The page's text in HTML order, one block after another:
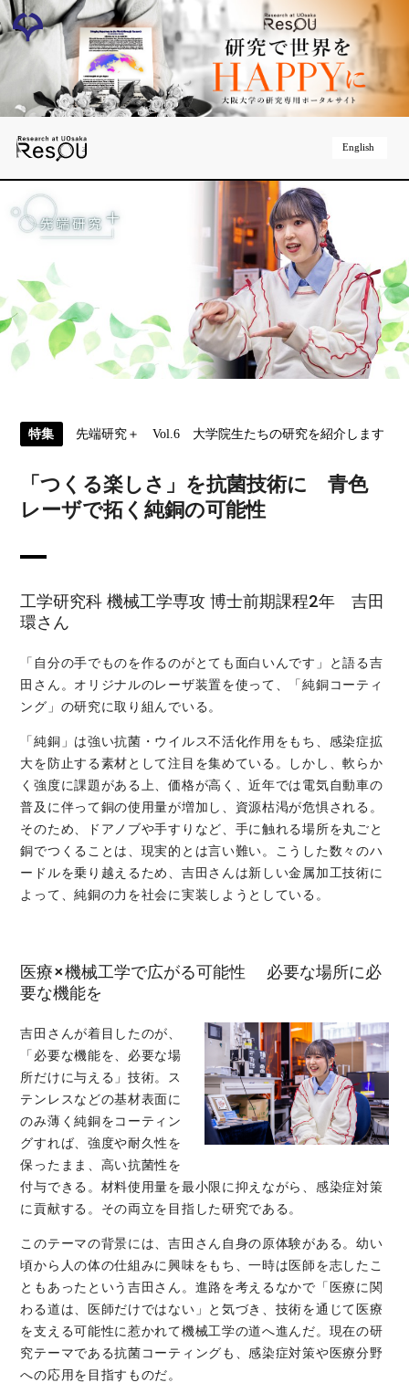
English
特集 先端研究＋ Vol.6 大学院生たちの研究を紹介します
「つくる楽しさ」を抗菌技術に 青色
レーザで拓く純銅の可能性
工学研究科 機械工学専攻 博士前期課程2年 吉田
環さん
「自分の手でものを作るのがとても面白いんです」と語る吉
田さん。オリジナルのレーザ装置を使って、「純銅コーティ
ング」の研究に取り組んでいる。
「純銅」は強い抗菌・ウイルス不活化作用をもち、感染症拡
大を防止する素材として注目を集めている。しかし、軟らか
く強度に課題がある上、価格が高く、近年では電気自動車の
普及に伴って銅の使用量が増加し、資源枯渇が危惧される。
そのため、ドアノブや手すりなど、手に触れる場所を丸ごと
銅でつくることは、現実的とは言い難い。こうした数々のハ
ードルを乗り越えるため、吉田さんは新しい金属加工技術に
よって、純銅の力を社会に実装しようとしている。
医療×機械工学で広がる可能性 必要な場所に必
要な機能を
吉田さんが着目したのが、
「必要な機能を、必要な場
所だけに与える」技術。ス
テンレスなどの基材表面に
のみ薄く純銅をコーティン
グすれば、強度や耐久性を
保ったまま、高い抗菌性を
付与できる。材料使用量を最小限に抑えながら、感染症対策
に貢献する。その両立を目指した研究である。
このテーマの背景には、吉田さん自身の原体験がある。幼い
頃から人の体の仕組みに興味をもち、一時は医師を志したこ
ともあったという吉田さん。進路を考えるなかで「医療に関
わる道は、医師だけではない」と気づき、技術を通じて医療
を支える可能性に惹かれて機械工学の道へ進んだ。現在の研
究テーマである抗菌コーティングも、感染症対策や医療分野
への応用を目指すものだ。